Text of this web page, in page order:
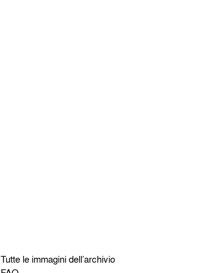
Tutte le immagini dell’archivio